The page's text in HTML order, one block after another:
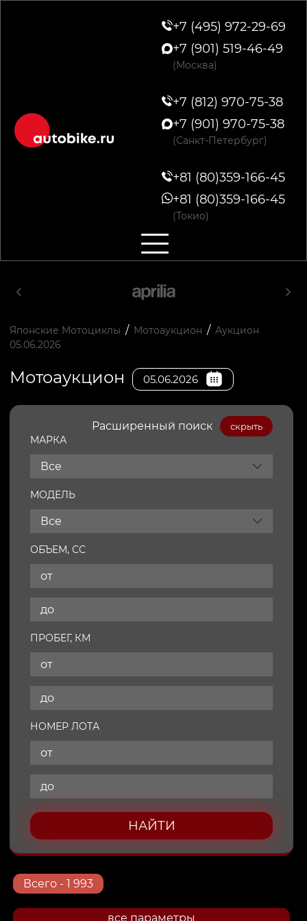
+7 (495) 972-29-69
+7 (901) 519-46-49
(Москва)
+7 (812) 970-75-38
+7 (901) 970-75-38
(Санкт-Петербург)
+81 (80)359-166-45
+81 (80)359-166-45
(Токио)
Японские Мотоциклы / Мотоаукцион / Аукцион
05.06.2026
Мотоаукцион 05.06.2026
Расширенный поиск скрыть
МАРКА
Все
МОДЕЛЬ
Все
ОБЪЕМ, СС
ПРОБЕГ, КМ
НОМЕР ЛОТА
НАЙТИ
Всего - 1 993
все параметры